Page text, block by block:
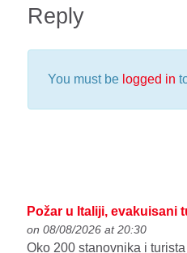
Reply
You must be logged in
Požar u Italiji, evakuisani
on 08/08/2026 at 20:30
Oko 200 stanovnika i